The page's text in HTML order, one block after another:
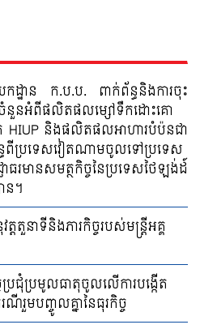
ដ្ឋាន ក.ប.ប. ពាក់ព័ន្ធនិងការចុះ
នួនអំពីផលិតផលម្សៅទឹកដោះគោ
HIUP និងផលិតផលអាហារបំប៉នជា
ធពីប្រទេសវៀតណាមចូលទៅប្រទេស
រមានសមត្ថកិច្ចនៃប្រទេសថៃឡង់ដ៍
ន។
នាទីនិងភារកិច្ចរបស់មន្រ្តីអគ្គ
រជុំប្រមូលធាតុចូលលើការបង្កើត
រួមបញ្ចូលគ្នានៃធុរកិច្ច